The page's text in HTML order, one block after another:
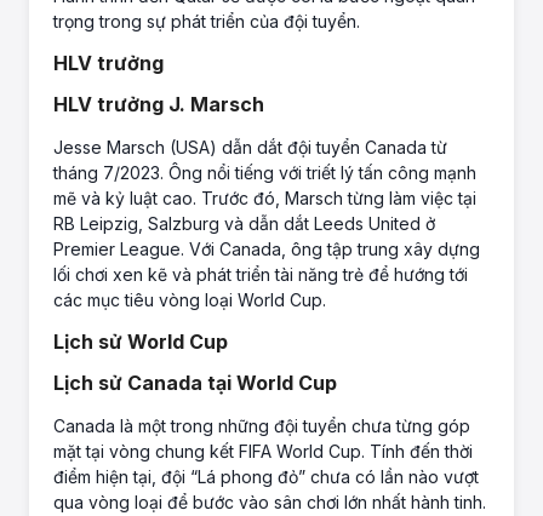
trọng trong sự phát triển của đội tuyển.
HLV trưởng
HLV trưởng J. Marsch
Jesse Marsch (USA) dẫn dắt đội tuyển Canada từ
tháng 7/2023. Ông nổi tiếng với triết lý tấn công mạnh
mẽ và kỷ luật cao. Trước đó, Marsch từng làm việc tại
RB Leipzig, Salzburg và dẫn dắt Leeds United ở
Premier League. Với Canada, ông tập trung xây dựng
lối chơi xen kẽ và phát triển tài năng trẻ để hướng tới
các mục tiêu vòng loại World Cup.
Lịch sử World Cup
Lịch sử Canada tại World Cup
Canada là một trong những đội tuyển chưa từng góp
mặt tại vòng chung kết FIFA World Cup. Tính đến thời
điểm hiện tại, đội “Lá phong đỏ” chưa có lần nào vượt
qua vòng loại để bước vào sân chơi lớn nhất hành tinh.